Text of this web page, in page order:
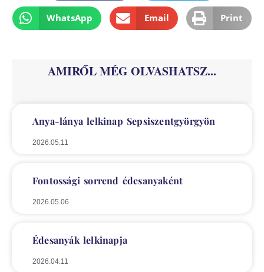
WhatsApp Email Print
AMIRŐL MÉG OLVASHATSZ...
Anya-lánya lelkinap Sepsiszentgyörgyön
2026.05.11
Fontossági sorrend édesanyaként
2026.05.06
Édesanyák lelkinapja
2026.04.11